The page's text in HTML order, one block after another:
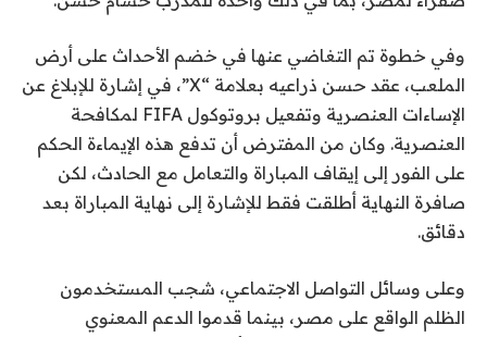
ن
4
ع
ن
ا
ص
ر
ق
ا
ئ
م
ة
وفي خطوة تم التغاضي عنها في خضم الأحداث على أرض
الملعب، عقد حسن ذراعيه بعلامة “X”، في إشارة للإبلاغ عن
الإساءات العنصرية وتفعيل بروتوكول FIFA لمكافحة
العنصرية. وكان من المفترض أن تدفع هذه الإيماءة الحكم
على الفور إلى إيقاف المباراة والتعامل مع الحادث، لكن
صافرة النهاية أطلقت فقط للإشارة إلى نهاية المباراة بعد
دقائق.
وعلى وسائل التواصل الاجتماعي، شجب المستخدمون
الظلم الواقع على مصر، بينما قدموا الدعم المعنوي